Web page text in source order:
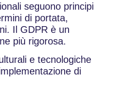
seguono principi
di portata,
Il GDPR è un
più rigorosa.
e tecnologiche
di